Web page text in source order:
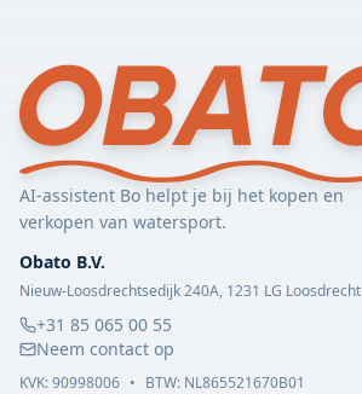
AI-assistent Bo helpt je bij het kopen en
verkopen van watersport.
Obato B.V.
Nieuw-Loosdrechtsedijk 240A, 1231 LG Loosdrecht
+31 85 065 00 55
Neem contact op
KVK:90998006 • BTW: NL865521670B01